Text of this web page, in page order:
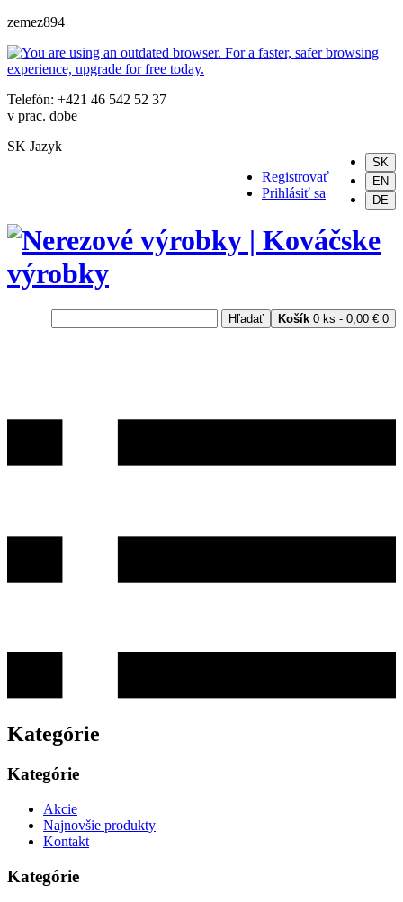
zemez894
Telefón: +421 46 542 52 37
v prac. dobe
SK Jazyk
SK
EN
DE
Registrovať
Prihlásiť sa
Košík 0 ks - 0,00 € 0
Hľadať
Kategórie
Kategórie
Akcie
Najnovšie produkty
Kontakt
Kategórie